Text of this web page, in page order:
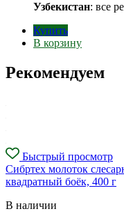
Узбекистан: все
Купить
В корзину
Рекомендуем
Быстрый просмотр
Cибртех молоток
квадратный боёк, 400 г
В наличии